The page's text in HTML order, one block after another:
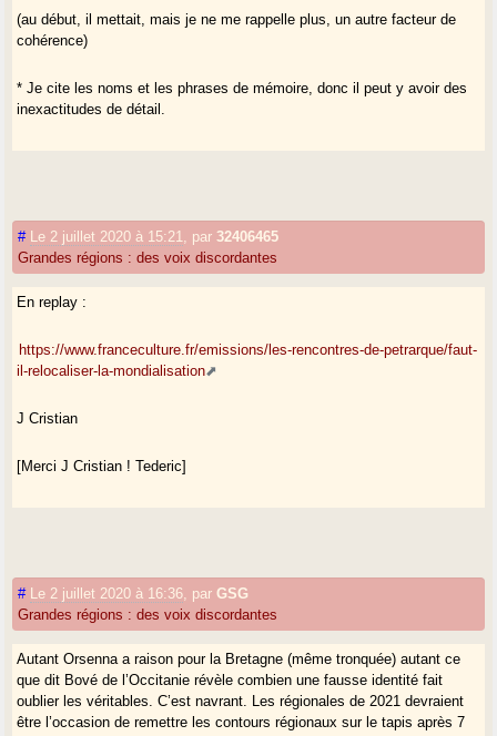
(au début, il mettait, mais je ne me rappelle plus, un autre facteur de
cohérence)
* Je cite les noms et les phrases de mémoire, donc il peut y avoir des
inexactitudes de détail.
# Le 2 juillet 2020 à 15:21 par32406465
Grandes régions : des voix discordantes
En replay :
https://www.franceculture.fr/emissions/les-rencontres-de-petrarque/faut-
il-relocaliser-la-mondialisation
J Cristian
[Merci J Cristian ! Tederic]
# Le 2 juillet 2020 à 16:36 parGSG
Grandes régions : des voix discordantes
Autant Orsenna a raison pour la Bretagne (même tronquée) autant ce
que dit Bové de l’Occitanie révèle combien une fausse identité fait
oublier les véritables. C’est navrant. Les régionales de 2021 devraient
être l’occasion de remettre les contours régionaux sur le tapis après 7